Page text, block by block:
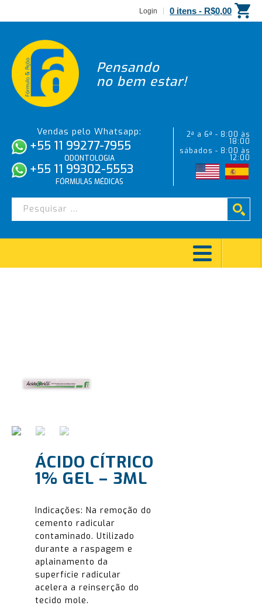
Login 0 itens - R$0,00
Pensando
no bem estar!
Vendas pelo Whatsapp:
+55 11 99277-7955
ODONTOLOGIA
+55 11 99302-5553
FÓRMULAS MÉDICAS
2ª a 6ª - 8:00 às
18:00
sábados - 8:00 às
12:00
ÁCIDO CÍTRICO
1% GEL – 3ML
Indicações: Na remoção do
cemento radicular
contaminado. Utilizado
durante a raspagem e
aplainamento da
superfície radicular
acelera a reinserção do
tecido mole.